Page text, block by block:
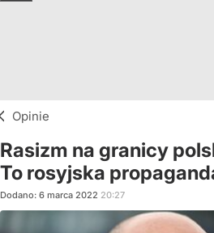
Opinie
Rasizm na granicy
To rosyjska
Dodano: 6 marca 2022 20:27